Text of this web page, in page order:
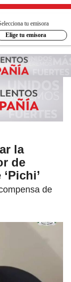
tu emisora
Elige tu emisora
la
de
de